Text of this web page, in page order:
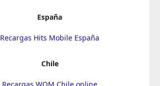
España
Recargas Hits Mobile España
Chile